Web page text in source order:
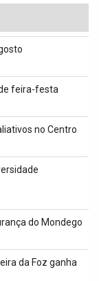
feira-festa
no Centro
do Mondego
da Foz ganha